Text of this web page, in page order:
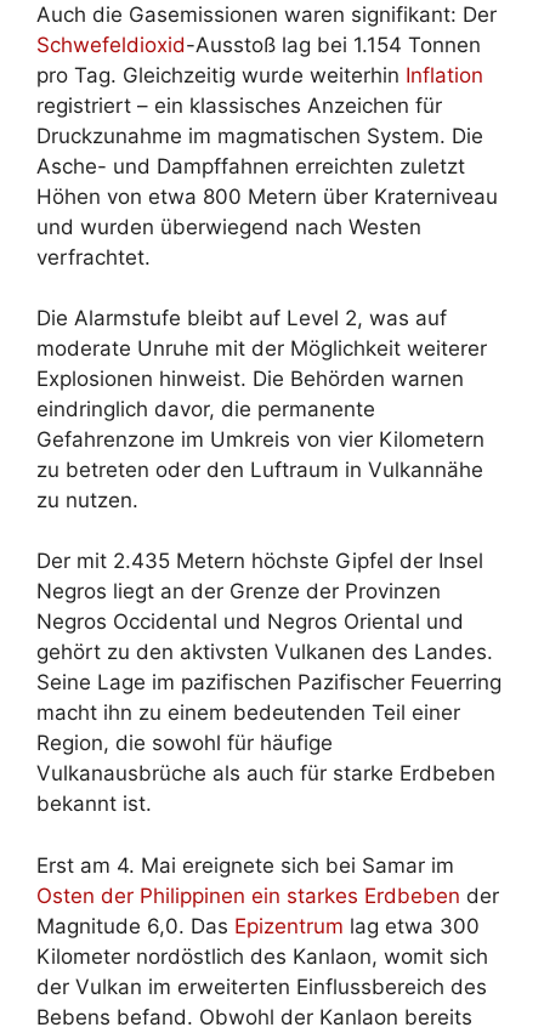
Auch die Gasemissionen waren signifikant: Der
Schwefeldioxid-Ausstoß lag bei 1.154 Tonnen
pro Tag. Gleichzeitig wurde weiterhin Inflation
registriert – ein klassisches Anzeichen für
Druckzunahme im magmatischen System. Die
Asche- und Dampffahnen erreichten zuletzt
Höhen von etwa 800 Metern über Kraterniveau
und wurden überwiegend nach Westen
verfrachtet.
Die Alarmstufe bleibt auf Level 2, was auf
moderate Unruhe mit der Möglichkeit weiterer
Explosionen hinweist. Die Behörden warnen
eindringlich davor, die permanente
Gefahrenzone im Umkreis von vier Kilometern
zu betreten oder den Luftraum in Vulkannähe
zu nutzen.
Der mit 2.435 Metern höchste Gipfel der Insel
Negros liegt an der Grenze der Provinzen
Negros Occidental und Negros Oriental und
gehört zu den aktivsten Vulkanen des Landes.
Seine Lage im pazifischen Pazifischer Feuerring
macht ihn zu einem bedeutenden Teil einer
Region, die sowohl für häufige
Vulkanausbrüche als auch für starke Erdbeben
bekannt ist.
Erst am 4. Mai ereignete sich bei Samar im
Osten der Philippinen ein starkes Erdbeben der
Magnitude 6,0. Das Epizentrum lag etwa 300
Kilometer nordöstlich des Kanlaon, womit sich
der Vulkan im erweiterten Einflussbereich des
Bebens befand. Obwohl der Kanlaon bereits